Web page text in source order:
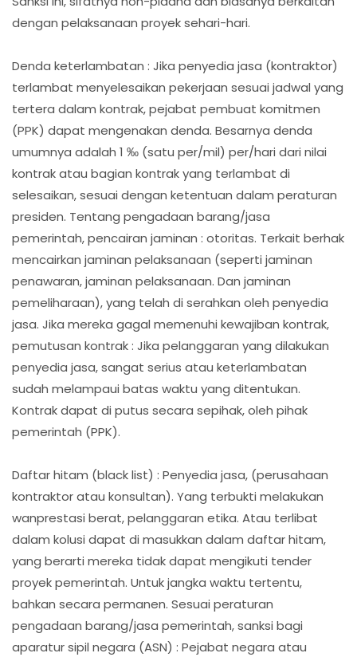
dengan pelaksanaan proyek sehari-hari.
Denda keterlambatan : Jika penyedia jasa (kontraktor)
terlambat menyelesaikan pekerjaan sesuai jadwal yang
tertera dalam kontrak, pejabat pembuat komitmen
(PPK) dapat mengenakan denda. Besarnya denda
umumnya adalah 1 ‰ (satu per/mil) per/hari dari nilai
kontrak atau bagian kontrak yang terlambat di
selesaikan, sesuai dengan ketentuan dalam peraturan
presiden. Tentang pengadaan barang/jasa
pemerintah, pencairan jaminan : otoritas. Terkait berhak
mencairkan jaminan pelaksanaan (seperti jaminan
penawaran, jaminan pelaksanaan. Dan jaminan
pemeliharaan), yang telah di serahkan oleh penyedia
jasa. Jika mereka gagal memenuhi kewajiban kontrak,
pemutusan kontrak : Jika pelanggaran yang dilakukan
penyedia jasa, sangat serius atau keterlambatan
sudah melampaui batas waktu yang ditentukan.
Kontrak dapat di putus secara sepihak, oleh pihak
pemerintah (PPK).
Daftar hitam (black list) : Penyedia jasa, (perusahaan
kontraktor atau konsultan). Yang terbukti melakukan
wanprestasi berat, pelanggaran etika. Atau terlibat
dalam kolusi dapat di masukkan dalam daftar hitam,
yang berarti mereka tidak dapat mengikuti tender
proyek pemerintah. Untuk jangka waktu tertentu,
bahkan secara permanen. Sesuai peraturan
pengadaan barang/jasa pemerintah, sanksi bagi
aparatur sipil negara (ASN) : Pejabat negara atau